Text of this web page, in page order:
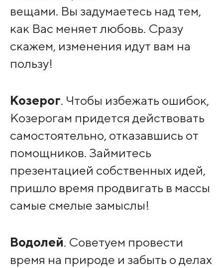
вещами. Вы задумаетесь над тем,
как Вас меняет любовь. Сразу
скажем, изменения идут вам на
пользу!
Козерог. Чтобы избежать ошибок,
Козерогам придется действовать
самостоятельно, отказавшись от
помощников. Займитесь
презентацией собственных идей,
пришло время продвигать в массы
самые смелые замыслы!
Водолей. Советуем провести
время на природе и забыть о делах